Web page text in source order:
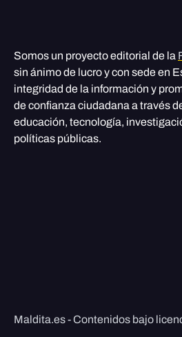
Somos un proyecto editorial de la
sin ánimo de lucro y con sede en
integridad de la información y
de confianza ciudadana a través
educación, tecnología,
políticas públicas.
Maldita.es - Contenidos bajo